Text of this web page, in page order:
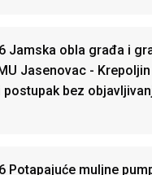
Jamska obla građa i
Jasenovac -
postupak bez
Potapajuće muljne